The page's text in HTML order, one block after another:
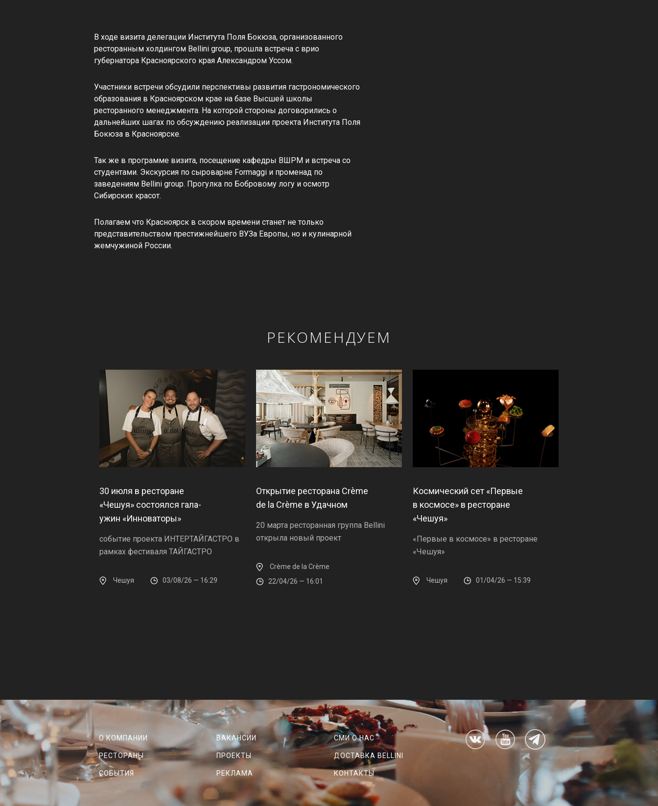
В ходе визита делегации Института Поля Бокюза, организованного
ресторанным холдингом Bellini group, прошла встреча с врио
губернатора Красноярского края Александром Уссом.
Участники встречи обсудили перспективы развития гастрономического
образования в Красноярском крае на базе Высшей школы
ресторанного менеджмента. На которой стороны договорились о
дальнейших шагах по обсуждению реализации проекта Института Поля
Бокюза в Красноярске.
Так же в программе визита, посещение кафедры ВШРМ и встреча со
студентами. Экскурсия по сыроварне Formaggi и променад по
заведениям Bellini group. Прогулка по Бобровому логу и осмотр
Сибирских красот.
Полагаем что Красноярск в скором времени станет не только
представительством престижнейшего ВУЗа Европы, но и кулинарной
жемчужиной России.
РЕКОМЕНДУЕМ
30 июля в ресторане
«Чешуя» состоялся гала-
ужин «Инноваторы»
событие проекта ИНТЕРТАЙГАСТРО в
рамках фестиваля ТАЙГАСТРО
Чешуя 03/08/26 — 16:29
Открытие ресторана Crème
de la Crème в Удачном
20 марта ресторанная группа Bellini
открыла новый проект
Crème de la Crème
22/04/26 — 16:01
Космический сет «Первые
в космосе» в ресторане
«Чешуя»
«Первые в космосе» в ресторане
«Чешуя»
Чешуя 01/04/26 — 15:39
О КОМПАНИИ ВАКАНСИИ СМИ О НАС
РЕСТОРАНЫ ПРОЕКТЫ ДОСТАВКА BELLINI
СОБЫТИЯ РЕКЛАМА КОНТАКТЫ